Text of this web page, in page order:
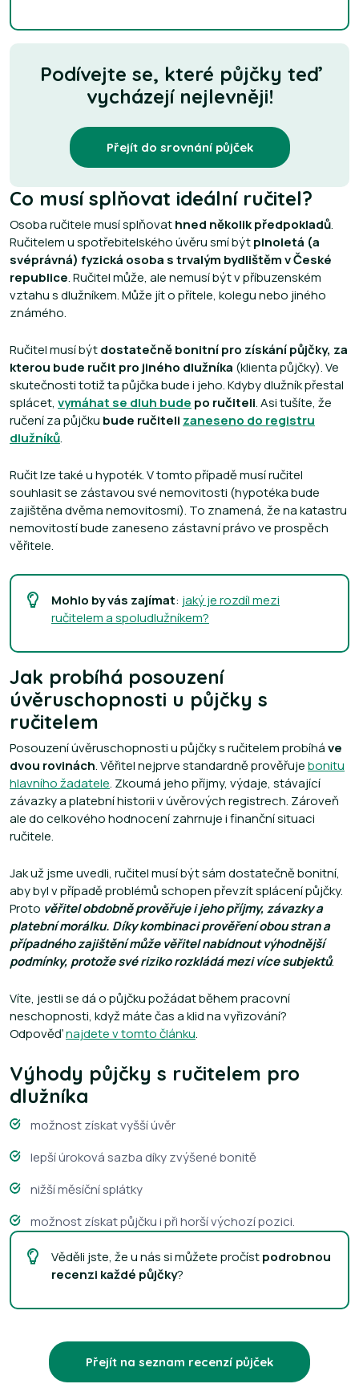
Podívejte se, které půjčky teď
vycházejí nejlevněji!
Přejít do srovnání půjček
Co musí splňovat ideální ručitel?
Osoba ručitele musí splňovathned několik předpokladů.
Ručitelem u spotřebitelského úvěru smí býtplnoletá (a
svéprávná) fyzická osoba s trvalým bydlištěm v České
republice. Ručitel může, ale nemusí být v příbuzenském
vztahu s dlužníkem. Může jít o přítele, kolegu nebo jiného
známého.
Ručitel musí býtdostatečně bonitní pro získání půjčky, za
kterou bude ručit pro jiného dlužníka (klienta půjčky). Ve
skutečnosti totiž ta půjčka bude i jeho. Kdyby dlužník přestal
splácet, vymáhat se dluh bude po ručiteli. Asi tušíte, že
ručení za půjčku bude ručiteli zaneseno do registru
dlužníků.
Ručit lze také u hypoték. V tomto případě musí ručitel
souhlasit se zástavou své nemovitosti (hypotéka bude
zajištěna dvěma nemovitosmi). To znamená, že na katastru
nemovitostí bude zaneseno zástavní právo ve prospěch
věřitele.
Mohlo by vás zajímat: jaký je rozdíl mezi
ručitelem a spoludlužníkem?
Jak probíhá posouzení
úvěruschopnosti u půjčky s
ručitelem
Posouzení úvěruschopnosti u půjčky s ručitelem probíháve
dvou rovinách. Věřitel nejprve standardně prověřujebonitu
hlavního žadatele. Zkoumá jeho příjmy, výdaje, stávající
závazky a platební historii v úvěrových registrech. Zároveň
ale do celkového hodnocení zahrnuje i finanční situaci
ručitele.
Jak už jsme uvedli, ručitel musí být sám dostatečně bonitní,
aby byl v případě problémů schopen převzít splácení půjčky.
Proto věřitel obdobně prověřuje i jeho příjmy, závazky a
platební morálku. Díky kombinaci prověření obou stran a
případného zajištění může věřitel nabídnout výhodnější
podmínky, protože své riziko rozkládá mezi více subjektů.
Víte, jestli se dá o půjčku požádat během pracovní
neschopnosti, když máte čas a klid na vyřizování?
Odpověďnajdete v tomto článku.
Výhody půjčky s ručitelem pro
dlužníka
možnost získat vyšší úvěr
lepší úroková sazba díky zvýšené bonitě
nižší měsíční splátky
možnost získat půjčku i při horší výchozí pozici.
Věděli jste, že u nás si můžete pročístpodrobnou
recenzi každé půjčky?
Přejít na seznam recenzí půjček